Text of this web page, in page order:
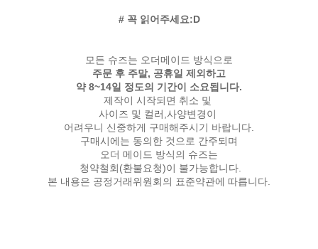
# 꼭 읽어주세요:D
모든 슈즈는 오더메이드 방식으로
주문 후 주말, 공휴일 제외하고
약 8~14일 정도의 기간이 소요됩니다.
제작이 시작되면 취소 및
사이즈 및 컬러,사양변경이
어려우니 신중하게 구매해주시기 바랍니다.
구매시에는 동의한 것으로 간주되며
오더 메이드 방식의 슈즈는
청약철회(환불요청)이 불가능합니다.
본 내용은 공정거래위원회의 표준약관에 따릅니다.